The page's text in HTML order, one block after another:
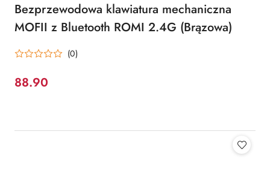
Bezprzewodowa klawiatura mechaniczna
MOFII z Bluetooth ROMI 2.4G (Brązowa)
(0)
Cena:
88.90